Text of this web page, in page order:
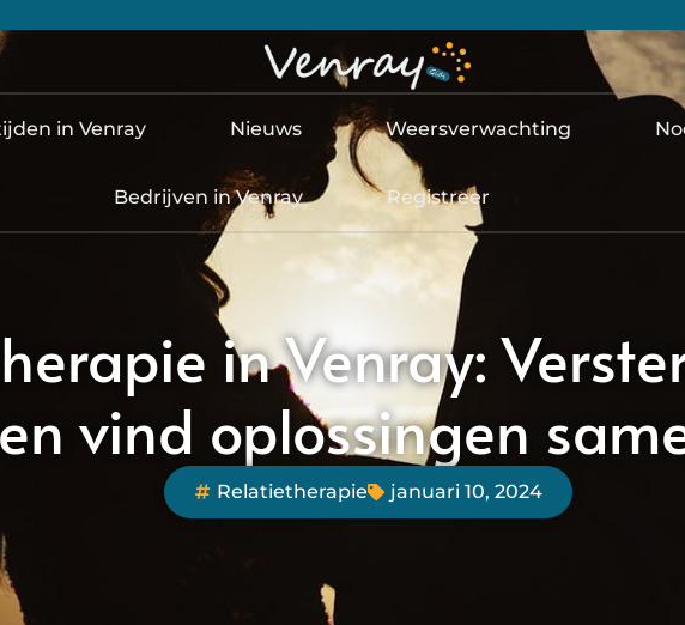
in Venray Nieuws Weersverwachting
Bedrijven in Venray Registreer
in Venray:
en vind oplossingen
Relatietherapie januari 10, 2024